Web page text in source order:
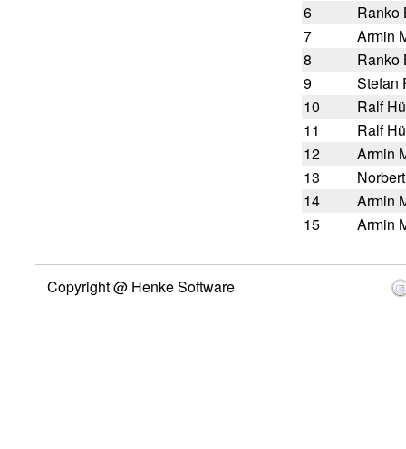
6
Ranko
7
Armin
8
Ranko
9
Stefan
10
Ralf
11
Ralf
12
Armin
13
14
Armin
15
Armin
Copyright @ Henke Software